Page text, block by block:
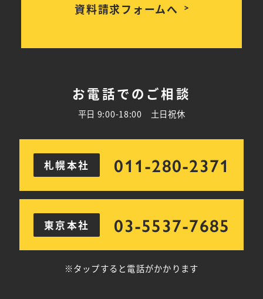
資料請求フォームへ
お電話でのご相談
平日 9:00-18:00 土日祝休
札幌本社 011-280-2371
東京本社 03-5537-7685
※タップすると電話がかかります